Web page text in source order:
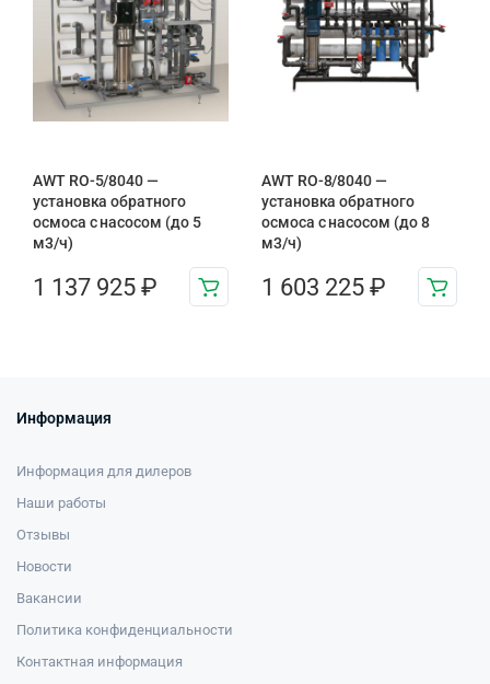
AWT RO-5/8040 —
установка обратного
осмоса с насосом (до 5
м3/ч)
1 137 925 ₽
AWT RO-8/8040 —
установка обратного
осмоса с насосом (до 8
м3/ч)
1 603 225 ₽
Информация
Информация для дилеров
Наши работы
Отзывы
Новости
Вакансии
Политика конфиденциальности
Контактная информация